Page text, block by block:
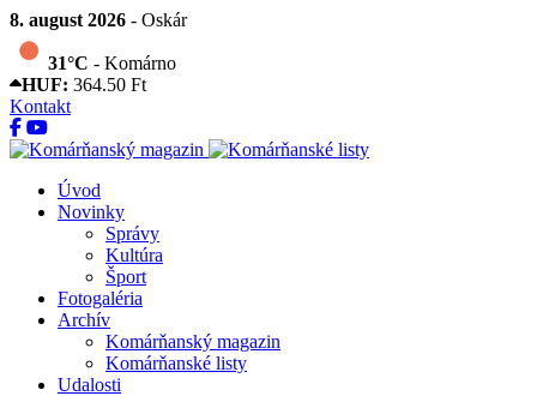
8. august 2026 - Oskár
31°C - Komárno
HUF: 364.50 Ft
Kontakt
Úvod
Novinky
Správy
Kultúra
Šport
Fotogaléria
Archív
Komárňanský magazin
Komárňanské listy
Udalosti